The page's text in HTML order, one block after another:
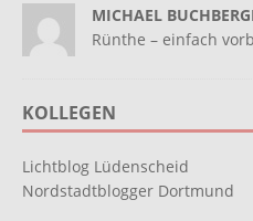
MICHAEL
Rünthe – einfach
KOLLEGEN
Lichtblog Lüdenscheid
Nordstadtblogger Dortmund